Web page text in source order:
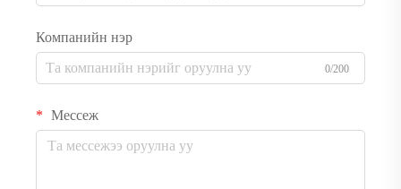
Компанийн нэр
0/200
Мессеж